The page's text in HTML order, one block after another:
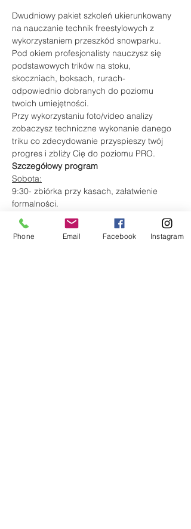
Dwudniowy pakiet szkoleń ukierunkowany
na nauczanie technik freestylowych z
wykorzystaniem przeszkód snowparku.
Pod okiem profesjonalisty nauczysz się
podstawowych trików na stoku,
skoczniach, boksach, rurach-
odpowiednio dobranych do poziomu
twoich umiejętności.
Przy wykorzystaniu foto/video analizy
zobaczysz techniczne wykonanie danego
triku co zdecydowanie przyspieszy twój
progres i zbliży Cię do poziomu PRO.
Szczegółowy program
Sobota:
9:30- zbiórka przy kasach, załatwienie
formalności.
10:00-13:00 I blok freestylowy- podstawy
na płaskim
Phone Email Facebook Instagram